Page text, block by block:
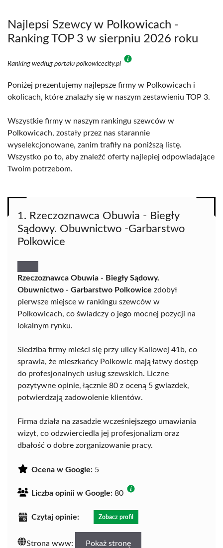
Najlepsi Szewcy w Polkowicach -
Ranking TOP 3 w sierpniu 2026 roku
Ranking według portalu polkowicecity.pl
Poniżej prezentujemy najlepsze firmy w Polkowicach i
okolicach, które znalazły się w naszym zestawieniu TOP 3.
Wszystkie firmy w naszym rankingu szewców w
Polkowicach, zostały przez nas starannie
wyselekcjonowane, zanim trafiły na poniższą listę.
Wszystko po to, aby znaleźć oferty najlepiej odpowiadające
Twoim potrzebom.
1. Rzeczoznawca Obuwia - Biegły
Sądowy. Obuwnictwo -Garbarstwo
Polkowice
Rzeczoznawca Obuwia - Biegły Sądowy.
Obuwnictwo - Garbarstwo Polkowice zdobył
pierwsze miejsce w rankingu szewców w
Polkowicach, co świadczy o jego mocnej pozycji na
lokalnym rynku.
Siedziba firmy mieści się przy ulicy Kaliowej 41b, co
sprawia, że mieszkańcy Polkowic mają łatwy dostęp
do profesjonalnych usług szewskich. Liczne
pozytywne opinie, łącznie 80 z oceną 5 gwiazdek,
potwierdzają zadowolenie klientów.
Firma działa na zasadzie wcześniejszego umawiania
wizyt, co odzwierciedla jej profesjonalizm oraz
dbałość o dobre zorganizowanie pracy.
Ocena w Google: 5
Liczba opinii w Google: 80
Czytaj opinie: Zobacz profil
Strona www: Pokaż stronę